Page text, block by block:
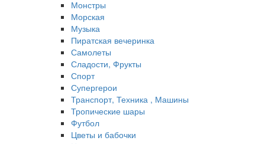
Монстры
Морская
Музыка
Пиратская вечеринка
Самолеты
Сладости, Фрукты
Спорт
Супергерои
Транспорт, Техника , Машины
Тропические шары
Футбол
Цветы и бабочки